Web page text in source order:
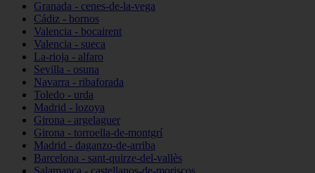
Granada - cenes-de-la-vega
Cádiz - bornos
Valencia - bocairent
Valencia - sueca
La-rioja - alfaro
Sevilla - osuna
Navarra - ribaforada
Toledo - urda
Madrid - lozoya
Girona - argelaguer
Girona - torroella-de-montgrí
Madrid - daganzo-de-arriba
Barcelona - sant-quirze-del-vallès
Salamanca - castellanos-de-moriscos